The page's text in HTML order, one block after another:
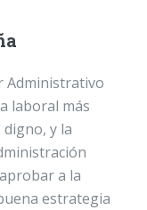
Administrativo
laboral más
y la
a la
estrategia